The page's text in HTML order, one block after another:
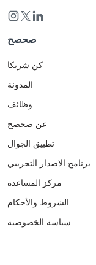
صحصح
كن شريكا
المدونة
وظائف
عن صحصح
تطبيق الجوال
برنامج الاصدار التجريبي
مركز المساعدة
الشروط والأحكام
سياسة الخصوصية